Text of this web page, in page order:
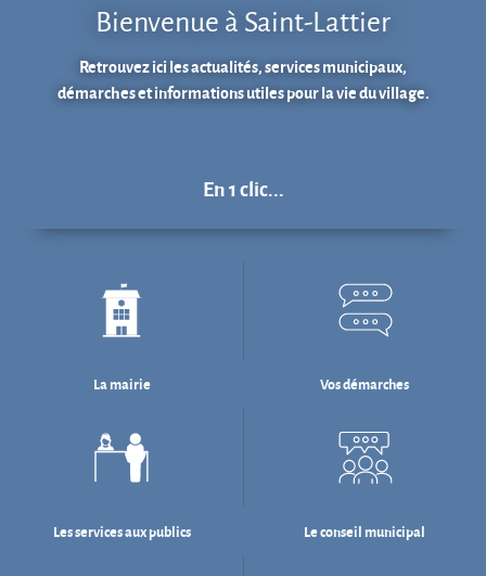
Bienvenue à Saint-Lattier
Retrouvez ici les actualités, services municipaux,
démarches et informations utiles pour la vie du village.
En 1 clic...
La mairie Vos démarches
Les services aux publics Le conseil municipal